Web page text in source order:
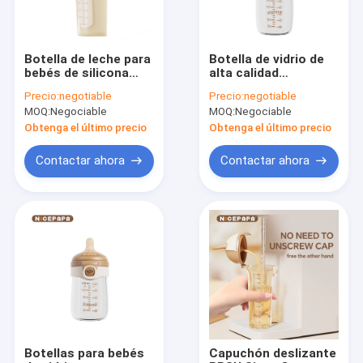
Hogar
Productos
Botella de leche para
bebés de silicona
tapa abatible con
pezón de respuesta
natural (código S
agujero redondo)
Precio:negotiable
MOQ:Negociable
Obtenga el último precio
Contactar ahora
Botella de vidrio de
alta calidad
mordeduras pezón
duradero adecuado
para bebés recién
nacidos como
Precio:negotiable
MOQ:Negociable
Obtenga el último precio
Contactar ahora
Botellas para bebés
Capuchón deslizante